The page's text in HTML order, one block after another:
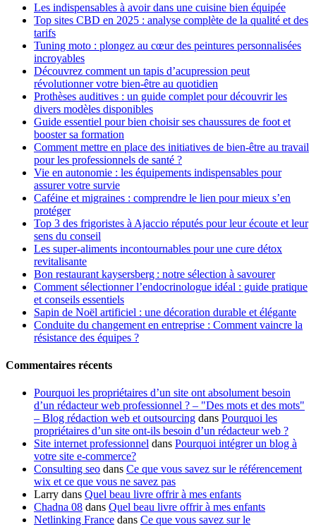
Les indispensables à avoir dans une cuisine bien équipée
Top sites CBD en 2025 : analyse complète de la qualité et des
tarifs
Tuning moto : plongez au cœur des peintures personnalisées
incroyables
Découvrez comment un tapis d’acupression peut
révolutionner votre bien-être au quotidien
Prothèses auditives : un guide complet pour découvrir les
divers modèles disponibles
Guide essentiel pour bien choisir ses chaussures de foot et
booster sa formation
Comment mettre en place des initiatives de bien-être au travail
pour les professionnels de santé ?
Vie en autonomie : les équipements indispensables pour
assurer votre survie
Caféine et migraines : comprendre le lien pour mieux s’en
protéger
Top 3 des frigoristes à Ajaccio réputés pour leur écoute et leur
sens du conseil
Les super-aliments incontournables pour une cure détox
revitalisante
Bon restaurant kaysersberg : notre sélection à savourer
Comment sélectionner l’endocrinologue idéal : guide pratique
et conseils essentiels
Sapin de Noël artificiel : une décoration durable et élégante
Conduite du changement en entreprise : Comment vaincre la
résistance des équipes ?
Commentaires récents
Pourquoi les propriétaires d’un site ont absolument besoin
d’un rédacteur web professionnel ? – "Des mots et des mots"
– Blog rédaction web et outsourcing dans Pourquoi les
propriétaires d’un site ont-ils besoin d’un rédacteur web ?
Site internet professionnel dans Pourquoi intégrer un blog à
votre site e-commerce?
Consulting seo dans Ce que vous savez sur le référencement
wix et ce que vous ne savez pas
Larry dans Quel beau livre offrir à mes enfants
Chadna 08 dans Quel beau livre offrir à mes enfants
Netlinking France dans Ce que vous savez sur le